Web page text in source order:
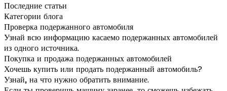
Последние статьи
Категории блога
Проверка подержанного автомобиля
Узнай всю информацию касаемо подержанных автомобилей
из одного источника.
Покупка и продажа подержанных автомобилей
Хочешь купить или продать подержанный автомобиль?
Узнай, на что нужно обратить внимание.